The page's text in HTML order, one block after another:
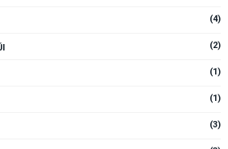
(4)
(2)
(1)
(1)
(3)